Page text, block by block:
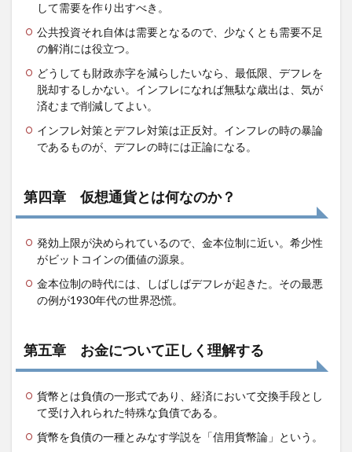
して需要を作り出すべき。
公共投資それ自体は需要となるので、少なくとも需要不足
の解消には役立つ。
どうしても財政赤字を減らしたいなら、最低限、デフレを
脱却するしかない。インフレになれば無駄な歳出は、気が
済むまで削減してよい。
インフレ対策とデフレ対策は正反対。インフレの時の暴論
であるものが、デフレの時には正論になる。
第四章 仮想通貨とは何なのか？
発効上限が決められているので、金本位制に近い。希少性
がビットコインの価値の源泉。
金本位制の時代には、しばしばデフレが起きた。その最悪
の例が1930年代の世界恐慌。
第五章 お金について正しく理解する
貨幣とは負債の一形式であり、経済において交換手段とし
て受け入れられた特殊な負債である。
貨幣を負債の一種とみなす学説を「信用貨幣論」という。